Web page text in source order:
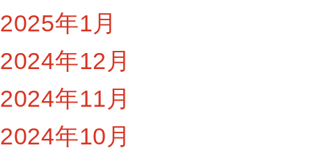
2025年1月
2024年12月
2024年11月
2024年10月